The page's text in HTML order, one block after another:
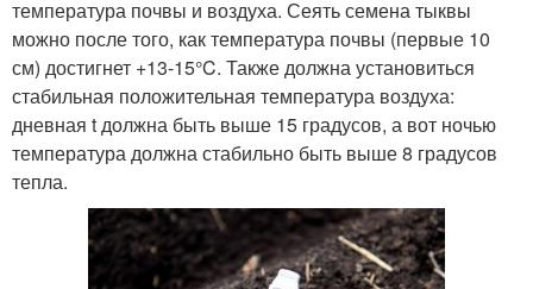
температура почвы и воздуха. Сеять семена тыквы
можно после того, как температура почвы (первые 10
см) достигнет +13-15°C. Также должна установиться
стабильная положительная температура воздуха:
дневная t должна быть выше 15 градусов, а вот ночью
температура должна стабильно быть выше 8 градусов
тепла.